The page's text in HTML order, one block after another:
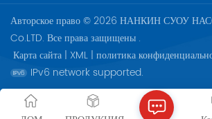
Авторское право © 2026 НАНКИН СУОУ
Co.LTD. Все права защищены .
Карта сайта | XML | политика
IPv6 network supported.